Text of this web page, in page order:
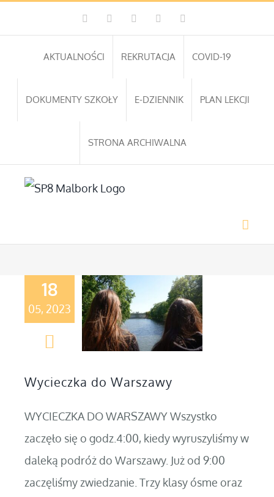
do
zawartości
FacebookInstagramWhatsAppTwitter
AKTUALNOŚCI REKRUTACJA COVID-19
DOKUMENTY SZKOŁY E-DZIENNIK PLAN LEKCJI
STRONA ARCHIWALNA
18
05, 2023
Warszawy
Wycieczka do Warszawy
WYCIECZKA DO WARSZAWY Wszystko
zaczęło się o godz.4:00, kiedy wyruszyliśmy w
daleką podróż do Warszawy. Już od 9:00
zaczęliśmy zwiedzanie. Trzy klasy ósme oraz